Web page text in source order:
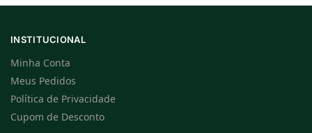
INSTITUCIONAL
Minha Conta
Meus Pedidos
Política de Privacidade
Cupom de Desconto